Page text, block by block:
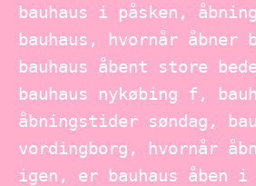
bauhaus i påsken,
bauhaus, hvornår åbner
bauhaus åbent store
bauhaus nykøbing f,
åbningstider søndag,
vordingborg, hvornår
igen, er bauhaus åben i